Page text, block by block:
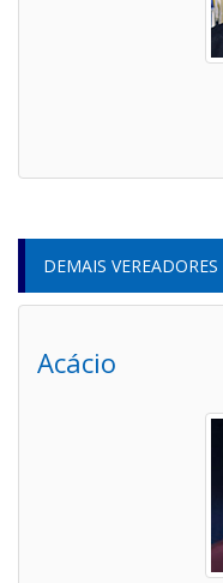
DEMAIS VEREADORES
Acácio